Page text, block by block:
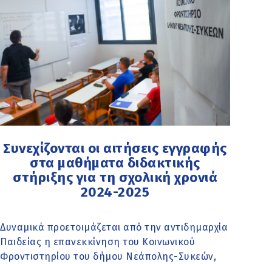
Συνεχίζονται οι αιτήσεις εγγραφής
στα μαθήματα διδακτικής
στήριξης για τη σχολική χρονιά
2024-2025
Δυναμικά προετοιμάζεται από την αντιδημαρχία
Παιδείας η επανεκκίνηση του Κοινωνικού
Φροντιστηρίου του δήμου Νεάπολης-Συκεών,